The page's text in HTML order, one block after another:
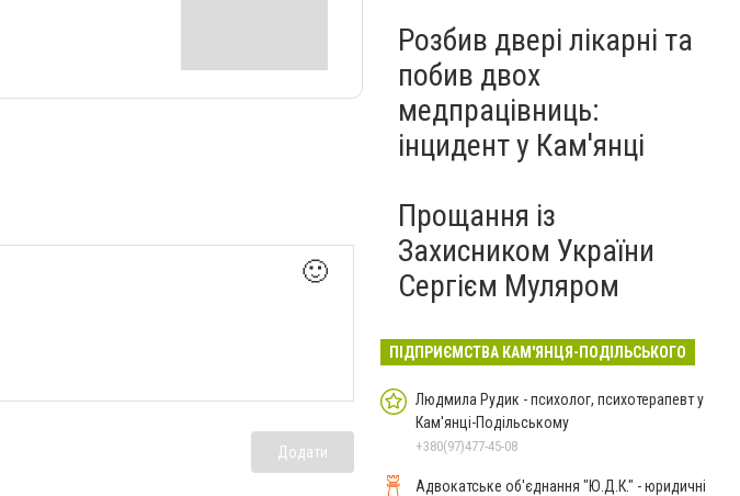
🙂
Додати
Розбив двері лікарні та
побив двох
медпрацівниць:
інцидент у Кам'янці
Прощання із
Захисником України
Сергієм Муляром
ПІДПРИЄМСТВА КАМ'ЯНЦЯ-ПОДІЛЬСЬКОГО
Людмила Рудик - психолог, психотерапевт у
Кам'янці-Подільському
+380(97)477-45-08
Адвокатське об'єднання "Ю.Д.К." - юридичні